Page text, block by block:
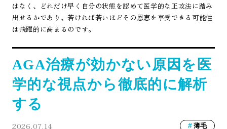
はなく、どれだけ早く自分の状態を認めて医学的な正攻法に踏み
出せるかであり、若ければ若いほどその恩恵を享受できる可能性
は飛躍的に高まるのです。
AGA治療が効かない原因を医
学的な視点から徹底的に解析
する
2026.07.14 薄毛